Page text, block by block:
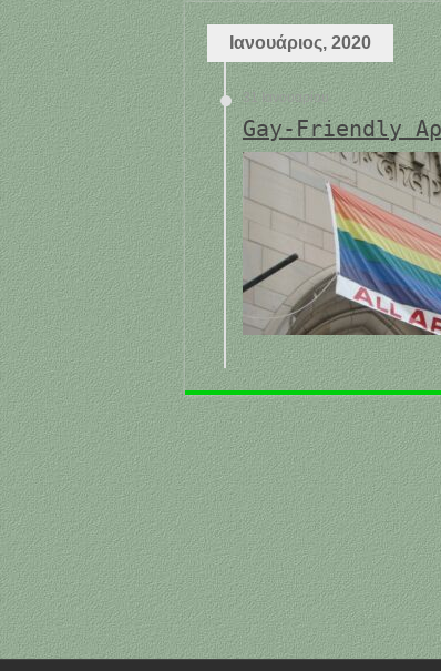
Ιανουάριος, 2020
31 Ιανουαρίου
Gay-Friendly